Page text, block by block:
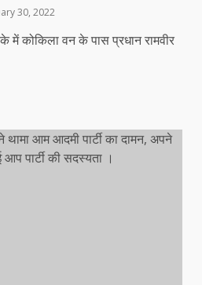
30, 2022
में कोकिला वन के पास प्रधान रामवीर